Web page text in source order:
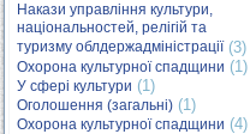
Накази управління культури,
національностей, релігій та
туризму облдержадміністрації(3)
Охорона культурної спадщини (1)
У сфері культури (1)
Оголошення (загальні) (1)
Охорона культурної спадщини (4)